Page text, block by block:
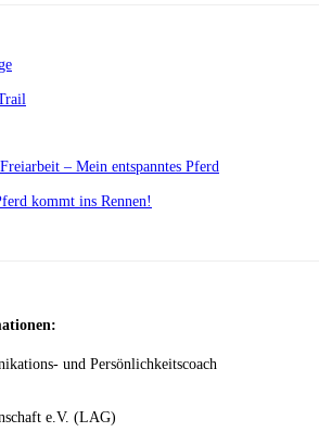
– Mein entspanntes Pferd
kommt ins Rennen!
und Persönlichkeitscoach
e.V. (LAG)